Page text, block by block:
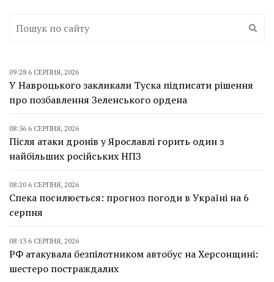
09:28 6 СЕРПНЯ, 2026
У Навроцького закликали Туска підписати рішення
про позбавлення Зеленського ордена
08:56 6 СЕРПНЯ, 2026
Після атаки дронів у Ярославлі горить один з
найбільших російських НПЗ
08:20 6 СЕРПНЯ, 2026
Спека посилюється: прогноз погоди в Україні на 6
серпня
08:13 6 СЕРПНЯ, 2026
РФ атакувала безпілотником автобус на Херсонщині:
шестеро постраждалих